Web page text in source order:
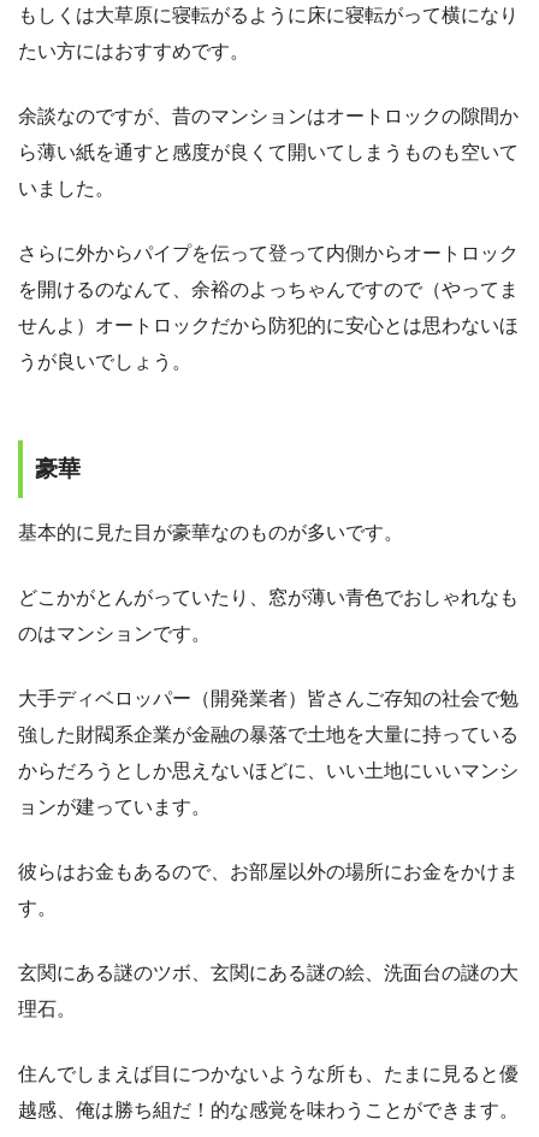
もしくは大草原に寝転がるように床に寝転がって横になり
たい方にはおすすめです。
余談なのですが、昔のマンションはオートロックの隙間か
ら薄い紙を通すと感度が良くて開いてしまうものも空いて
いました。
さらに外からパイプを伝って登って内側からオートロック
を開けるのなんて、余裕のよっちゃんですので（やってま
せんよ）オートロックだから防犯的に安心とは思わないほ
うが良いでしょう。
豪華
基本的に見た目が豪華なのものが多いです。
どこかがとんがっていたり、窓が薄い青色でおしゃれなも
のはマンションです。
大手ディベロッパー（開発業者）皆さんご存知の社会で勉
強した財閥系企業が金融の暴落で土地を大量に持っている
からだろうとしか思えないほどに、いい土地にいいマンシ
ョンが建っています。
彼らはお金もあるので、お部屋以外の場所にお金をかけま
す。
玄関にある謎のツボ、玄関にある謎の絵、洗面台の謎の大
理石。
住んでしまえば目につかないような所も、たまに見ると優
越感、俺は勝ち組だ！的な感覚を味わうことができます。